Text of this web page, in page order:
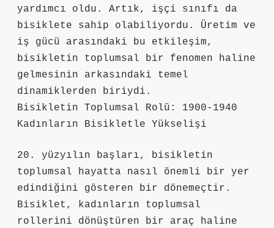
yardımcı oldu. Artık, işçi sınıfı da
bisiklete sahip olabiliyordu. Üretim ve
iş gücü arasındaki bu etkileşim,
bisikletin toplumsal bir fenomen haline
gelmesinin arkasındaki temel
dinamiklerden biriydi.
Bisikletin Toplumsal Rolü: 1900-1940
Kadınların Bisikletle Yükselişi
20. yüzyılın başları, bisikletin
toplumsal hayatta nasıl önemli bir yer
edindiğini gösteren bir dönemeçtir.
Bisiklet, kadınların toplumsal
rollerini dönüştüren bir araç haline